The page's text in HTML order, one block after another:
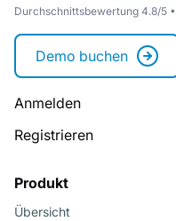
Durchschnittsbewertung 4.8/5
Demo buchen
Anmelden
Registrieren
Produkt
Übersicht